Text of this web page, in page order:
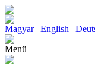
Magyar| English |
Menü